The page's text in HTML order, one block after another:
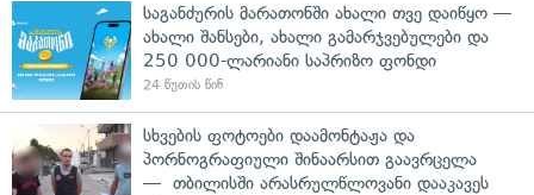
საგანძურის მარათონში ახალი თვე დაიწყო —
ახალი შანსები, ახალი გამარჯვებულები და
250 000-ლარიანი საპრიზო ფონდი
24 წუთის წინ
სხვების ფოტოები დაამონტაჟა და
პორნოგრაფიული შინაარსით გაავრცელა
— თბილისში არასრულწლოვანი დააკავეს